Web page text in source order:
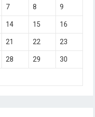
7 8 9
14 15 16
21 22 23
28 29 30